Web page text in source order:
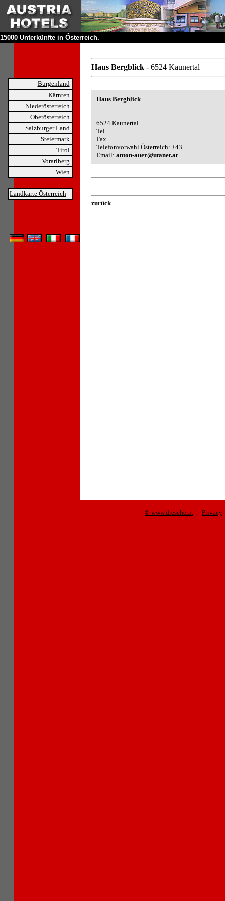
15000 Unterkünfte in Österreich.
Burgenland
Kärnten
Niederösterreich
Oberösterreich
Salzburger Land
Steiermark
Tirol
Vorarlberg
Wien
Landkarte Österreich
Haus Bergblick - 6524 Kaunertal
Haus Bergblick
6524 Kaunertal
Tel.
Fax
Telefonvorwahl Österreich: +43
Email: anton-auer@utanet.at
zurück
© www.drescher.it - - Privacy